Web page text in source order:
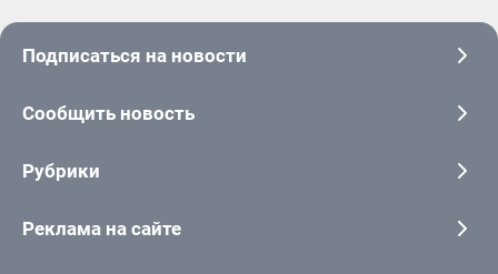
Подписаться на новости
Сообщить новость
Рубрики
Реклама на сайте